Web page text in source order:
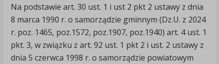
Na podstawie art. 30 ust. 1 i ust 2 pkt 2 ustawy z dnia
8 marca 1990 r. o samorządzie gminnym (Dz.U. z 2024
r. poz. 1465, poz.1572, poz.1907, poz.1940) art. 4 ust. 1
pkt. 3, w związku z art. 92 ust. 1 pkt 2 i ust. 2 ustawy z
dnia 5 czerwca 1998 r. o samorządzie powiatowym